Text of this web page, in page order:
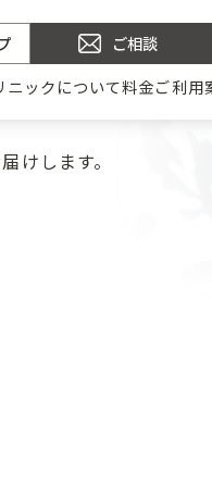
ご相談
ニックについて料金ご利用
けします。